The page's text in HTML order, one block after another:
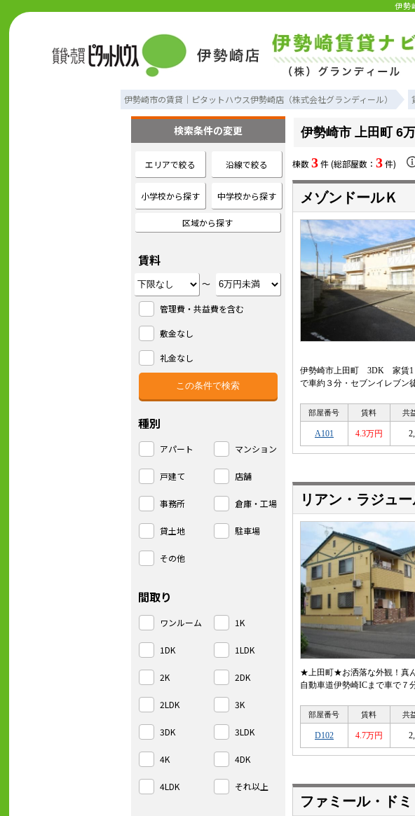
伊勢
伊勢崎市の賃貸｜ピタットハウス伊勢崎店（株式会社グランディール）
伊勢崎市 上田町 6
棟数3件 (総部屋数： 3件)
メゾンドールＫ
伊勢崎市上田町 3DK 家賃1
で車約３分・セブンイレブン
部屋番号 賃料 共
A101 4.3万円
リアン・ラジュ
★上田町★お洒落な外観！真
自動車道伊勢崎ICまで車で７
部屋番号 賃料 共
D102 4.7万円
ファミール・ド
検索条件の変更
エリアで絞る 沿線で絞る
小学校から探す 中学校から探す
区域から探す
賃料
～
管理費・共益費を含む
敷金なし
礼金なし
種別
アパート マンション
戸建て 店舗
事務所 倉庫・工場
貸土地 駐車場
その他
間取り
ワンルーム 1K
1DK 1LDK
2K 2DK
2LDK 3K
3DK 3LDK
4K 4DK
4LDK それ以上